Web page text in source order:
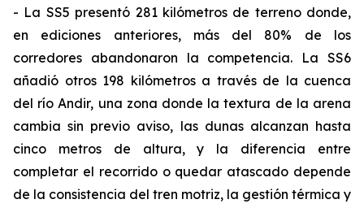
- La SS5 presentó 281 kilómetros de terreno donde,
en ediciones anteriores, más del 80% de los
corredores abandonaron la competencia. La SS6
añadió otros 198 kilómetros a través de la cuenca
del río Andir, una zona donde la textura de la arena
cambia sin previo aviso, las dunas alcanzan hasta
cinco metros de altura, y la diferencia entre
completar el recorrido o quedar atascado depende
de la consistencia del tren motriz, la gestión térmica y